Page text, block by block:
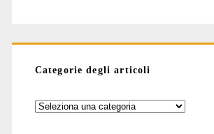
Categorie degli articoli
Categorie